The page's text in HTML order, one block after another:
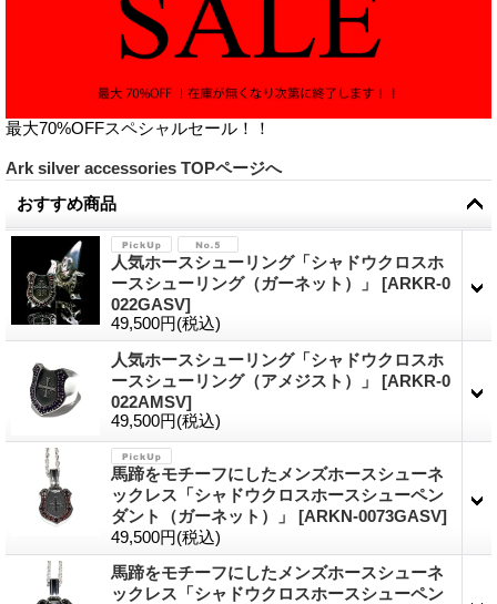
最大70%OFFスペシャルセール！！
Ark silver accessories TOPページへ
おすすめ商品
人気ホースシューリング「シャドウクロスホ
ースシューリング（ガーネット）」 [ARKR-0
022GASV]
49,500円(税込)
人気ホースシューリング「シャドウクロスホ
ースシューリング（アメジスト）」 [ARKR-0
022AMSV]
49,500円(税込)
馬蹄をモチーフにしたメンズホースシューネ
ックレス「シャドウクロスホースシューペン
ダント（ガーネット）」 [ARKN-0073GASV]
49,500円(税込)
馬蹄をモチーフにしたメンズホースシューネ
ックレス「シャドウクロスホースシューペン